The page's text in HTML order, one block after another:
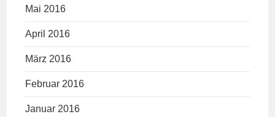
Mai 2016
April 2016
März 2016
Februar 2016
Januar 2016